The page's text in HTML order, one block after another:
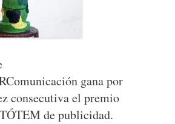
gana por
consecutiva el premio
de publicidad.